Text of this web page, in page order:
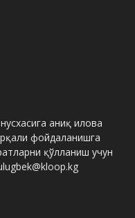
аниқ илова
фойдаланишга
қўлланиш учун